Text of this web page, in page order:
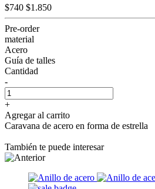
$740 $1.850
Pre-order
material
Acero
Guía de talles
Cantidad
-
+
Agregar al carrito
Caravana de acero en forma de estrella
También te puede interesar